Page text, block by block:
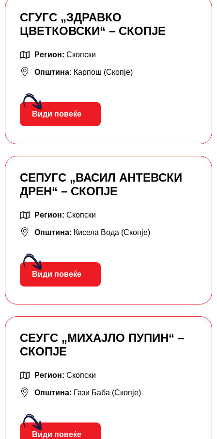
СГУГС „ЗДРАВКО
ЦВЕТКОВСКИ“ – СКОПЈЕ
Регион: Скопски
Општина: Карпош (Скопје)
Види повеќе
СЕПУГС „ВАСИЛ АНТЕВСКИ
ДРЕН“ – СКОПЈЕ
Регион: Скопски
Општина: Кисела Вода (Скопје)
Види повеќе
СЕУГС „МИХАЈЛО ПУПИН“ –
СКОПЈЕ
Регион: Скопски
Општина: Гази Баба (Скопје)
Види повеќе